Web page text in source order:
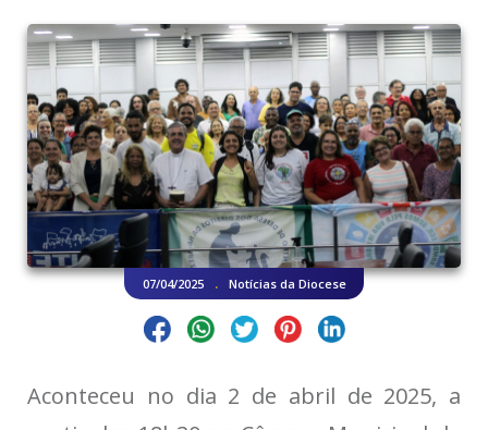
07/04/2025 . Notícias da Diocese
Aconteceu no dia 2 de abril de 2025, a